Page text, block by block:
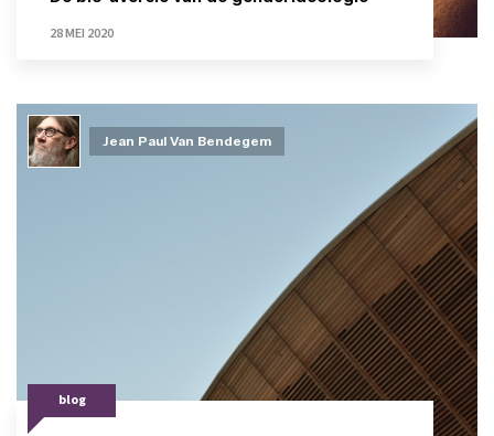
28 MEI 2020
blog
Jean Paul Van Bendegem